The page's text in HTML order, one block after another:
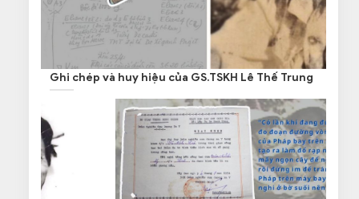
Ghi chép và huy hiệu của GS.TSKH Lê Thế Trung